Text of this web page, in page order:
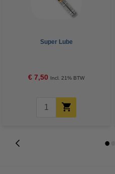
Super Lube
€ 7,50 Incl. 21% BTW